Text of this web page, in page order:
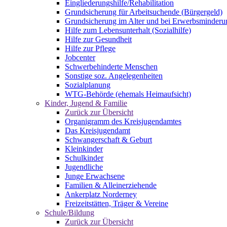
Eingliederungshilfe/Rehabilitation
Grundsicherung für Arbeitsuchende (Bürgergeld)
Grundsicherung im Alter und bei
Hilfe zum Lebensunterhalt (Sozialhilfe)
Hilfe zur Gesundheit
Hilfe zur Pflege
Jobcenter
Schwerbehinderte Menschen
Sonstige soz. Angelegenheiten
Sozialplanung
WTG-Behörde (ehemals Heimaufsicht)
Kinder, Jugend & Familie
Zurück zur Übersicht
Organigramm des Kreisjugendamtes
Das Kreisjugendamt
Schwangerschaft & Geburt
Kleinkinder
Schulkinder
Jugendliche
Junge Erwachsene
Familien & Alleinerziehende
Ankerplatz Norderney
Freizeitstätten, Träger & Vereine
Schule/Bildung
Zurück zur Übersicht